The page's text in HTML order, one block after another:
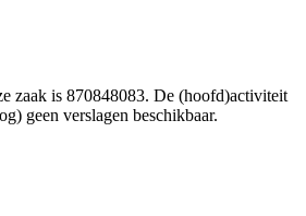
zaak is 870848083. De (hoofd)activiteit
geen verslagen beschikbaar.